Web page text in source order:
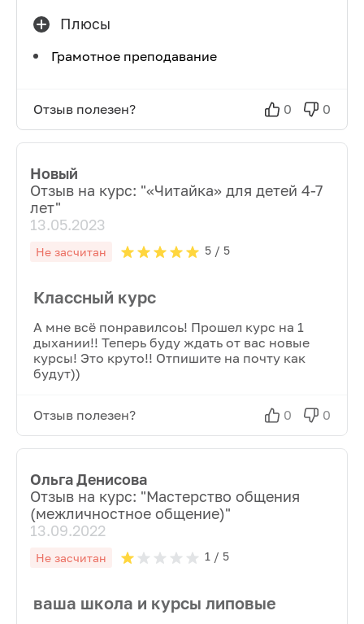
Плюсы
Грамотное преподавание
Отзыв полезен? 0 0
Новый
Отзыв на курс: "«Читайка» для детей 4-7
лет"
13.05.2023
Не засчитан 5/ 5
Классный курс
А мне всё понравилсоь! Прошел курс на 1
дыхании!! Теперь буду ждать от вас новые
курсы! Это круто!! Отпишите на почту как
будут))
Отзыв полезен? 0 0
Ольга Денисова
Отзыв на курс: "Мастерство общения
(межличностное общение)"
13.09.2022
Не засчитан 1 / 5
ваша школа и курсы липовые